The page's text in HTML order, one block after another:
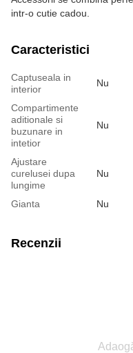
intr-o cutie cadou.
Caracteristici
Captuseala in
interior
Nu
Compartimente
aditionale si
buzunare in
intetior
Nu
Ajustare
curelusei dupa
lungime
Nu
Gianta Nu
Recenzii